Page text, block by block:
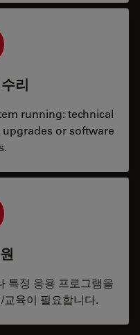
리
running: technical
upgrades or software
특정 응용 프로그램을
육이 필요합니다.